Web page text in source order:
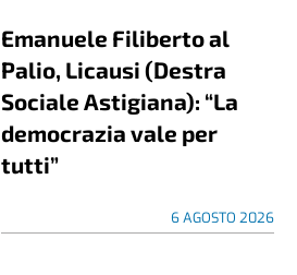
Emanuele Filiberto al
Palio, Licausi (Destra
Sociale Astigiana): “La
democrazia vale per
tutti”
6 AGOSTO 2026